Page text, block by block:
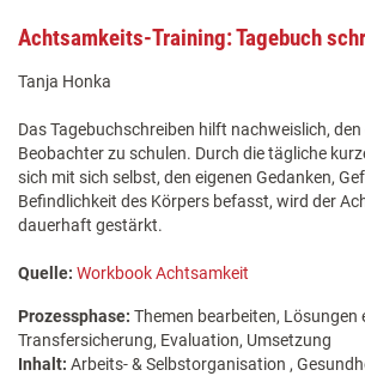
Achtsamkeits-Training: Tagebuch
Tanja Honka
Das Tagebuchschreiben hilft nachweislich, den
Beobachter zu schulen. Durch die tägliche
sich mit sich selbst, den eigenen Gedanken,
Befindlichkeit des Körpers befasst, wird der
dauerhaft gestärkt.
Quelle: Workbook Achtsamkeit
Prozessphase: Themen bearbeiten, Lösungen
Transfersicherung, Evaluation, Umsetzung
Inhalt: Arbeits- & Selbstorganisation ,